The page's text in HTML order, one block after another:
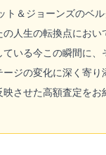
＆ジョーンズのベ
人生の転換点にお
いる今この瞬間に
ジの変化に深く寄
させた高額査定を